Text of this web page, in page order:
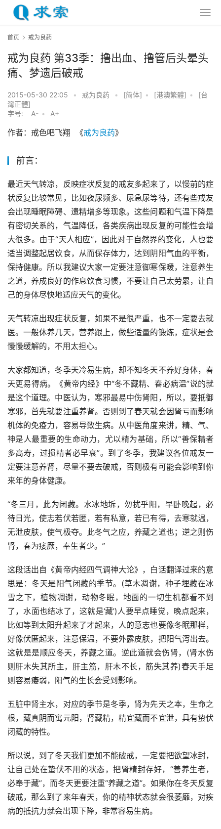
首页 戒为良药
戒为良药 第33季：撸出血、撸管后头晕头
痛、梦遗后破戒
2015-05-30 22:05 • 戒为良药 • [简体] • [港澳繁體] •
[台
灣正體]
字号:
A- • A+
作者：戒色吧飞翔  《戒为良药》
前言：
最近天气转凉，反映症状反复的戒友多起来了，以慢前的症
状反复比较常见，比如夜尿频多、尿急尿等待，还有些戒友
会出现睡眠障碍、遗精增多等现象。这些问题和气温下降是
有密切关系的，气温降低，各类疾病出现反复的可能性会增
大很多。由于“天人相应”，因此对于自然界的变化，人也要
适当调整起居饮食，从而保存体力，达到阴阳气血的平衡，
保持健康。所以我建议大家一定要注意御寒保暖，注意养生
之道，养成良好的作息饮食习惯，不要让自己太劳累，让自
己的身体尽快地适应天气的变化。
天气转凉出现症状反复，如果不是很严重，也不一定要去就
医。一般休养几天，营养跟上，做些适量的锻炼，症状是会
慢慢缓解的，不用太担心。
大家都知道，冬季天冷易生病，却不知冬天不养好身体，春
天更易得病。《黄帝内经》中“冬不藏精、春必病温”说的就
是这个道理。中医认为，寒邪最易中伤肾阳，所以，要抵御
寒邪，首先就要注重养肾。否则到了春天就会因肾亏而影响
机体的免疫力，容易导致生病。从中医角度来讲，精、气、
神是人最重要的生命动力，尤以精为基础，所以“善保精者
多高寿，过损精者必早衰”。到了冬季，我建议各位戒友一
定要注意养肾，尽量不要去破戒，否则极有可能会影响到你
来年的身体健康。
“冬三月，此为闭藏。水冰地坼，勿扰乎阳，早卧晚起，必
待日光，使志若伏若匿，若有私意，若已有得，去寒就温，
无泄皮肤，使气极夺。此冬气之应，养藏之道也；逆之则伤
肾，春为痿厥，奉生者少。”
这段话出自《黄帝内经四气调神大论》，白话翻译过来的意
思是：冬天是阳气闭藏的季节。(草木凋谢，种子埋藏在冰
雪之下，植物凋谢，动物冬眠，地面的一切生机都看不到
了，水面也结冰了，这就是‘藏’)人要早点睡觉，晚点起来，
比如等到太阳升起来了才起来，人的意志也要像冬眠那样，
好像伏匿起来，注意保温，不要外露皮肤，把阳气泻出去。
这就是是顺应冬天，养藏之道。逆此道就会伤肾，(肾水伤
则肝木失其所主，肝主筋，肝木不长，筋失其养)春天手足
则容易痿弱，阳气的生长会受到影响。
五脏中肾主水，对应的季节是冬季，肾为先天之本，生命之
根，藏真阴而寓元阳，肾藏精，精宜藏而不宜泄，具有蛰伏
闭藏的特性。
所以说，到了冬天我们更加不能破戒，一定要把欲望冰封，
让自己处在蛰伏不用的状态，把肾精封存好，“善养生者，
必奉于藏”，而冬天更要注重“养藏之道”。如果你在冬天反复
破戒，那么到了来年春天，你的精神状态就会很萎靡，对疾
病的抵抗力就会出现下降，非常容易生病。